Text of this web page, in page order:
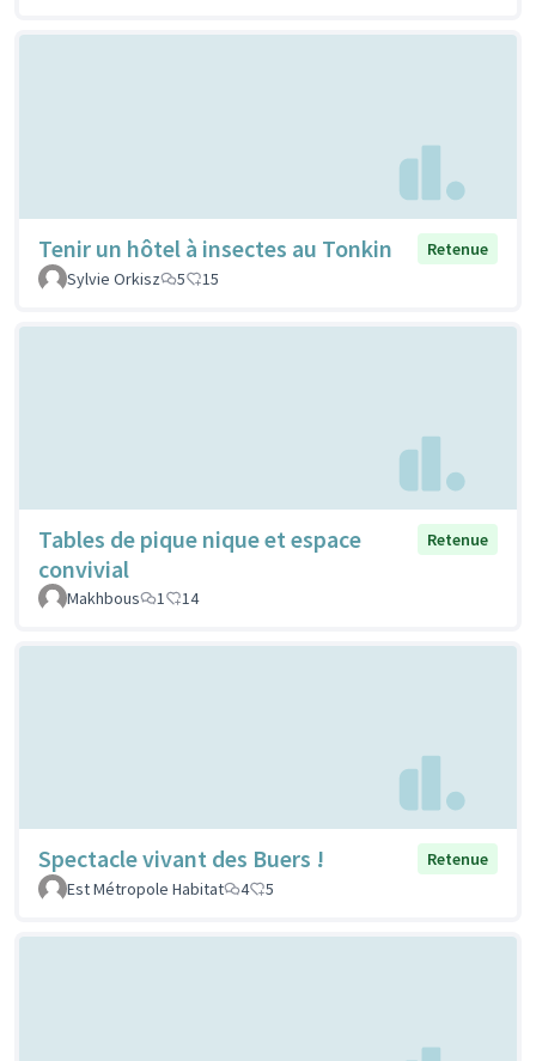
Tenir un hôtel à insectes au Tonkin
Retenue
Sylvie Orkisz
5 15
Tables de pique nique et espace
convivial
Retenue
Makhbous 1 14
Spectacle vivant des Buers !
Retenue
Est Métropole Habitat
4 5